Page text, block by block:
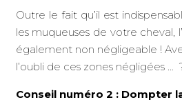
Outre le fait qu’il est
les muqueuses de votre cheval,
également non négligeable !
l’oubli de ces zones négligées …
Conseil numéro 2 : Dompter